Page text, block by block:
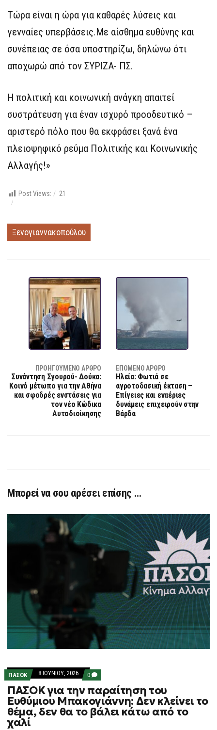
Τώρα είναι η ώρα για καθαρές λύσεις και
γενναίες υπερβάσεις.Με αίσθημα ευθύνης και
συνέπειας σε όσα υποστηρίζω, δηλώνω ότι
αποχωρώ από τον ΣΥΡΙΖΑ- ΠΣ.
Η πολιτική και κοινωνική ανάγκη απαιτεί
συστράτευση για έναν ισχυρό προοδευτικό –
αριστερό πόλο που θα εκφράσει ξανά ένα
πλειοψηφικό ρεύμα Πολιτικής και Κοινωνικής
Αλλαγής!»
Post Views: 21
Ξενογιαννακοπούλου
ΠΡΟΗΓΟΎΜΕΝΟ ΆΡΘΡΟ
Συνάντηση Σγουρού- Δούκα:
Κοινό μέτωπο για την Αθήνα
και σφοδρές ενστάσεις για
τον νέο Κώδικα
Αυτοδιοίκησης
ΕΠΌΜΕΝΟ ΆΡΘΡΟ
Ηλεία: Φωτιά σε
αγροτοδασική έκταση –
Επίγειες και εναέριες
δυνάμεις επιχειρούν στην
Βάρδα
Μπορεί να σου αρέσει επίσης …
ΠΑΣΟΚ 8 ΙΟΥΝΊΟΥ, 2026 0 COMMENTS
ON
ΠΑΣΟΚ
ΓΙΑ
ΤΗΝ
ΠΑΡΑΊΤΗΣΗ
ΤΟΥ
ΠΑΣΟΚ για την παραίτηση του
Ευθύμιου Μπακογιάννη: Δεν κλείνει το
θέμα, δεν θα το βάλει κάτω από το
χαλί